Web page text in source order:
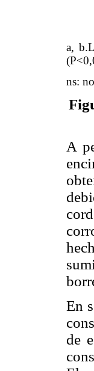
a,
ns:
A
En
de